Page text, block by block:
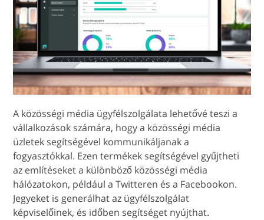
A közösségi média ügyfélszolgálata lehetővé teszi a
vállalkozások számára, hogy a közösségi média
üzletek segítségével kommunikáljanak a
fogyasztókkal. Ezen termékek segítségével gyűjtheti
az említéseket a különböző közösségi média
hálózatokon, például a Twitteren és a Facebookon.
Jegyeket is generálhat az ügyfélszolgálat
képviselőinek, és időben segítséget nyújthat.